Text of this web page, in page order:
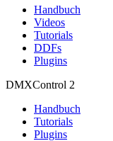
Handbuch
Videos
Tutorials
DDFs
Plugins
DMXControl 2
Handbuch
Tutorials
Plugins